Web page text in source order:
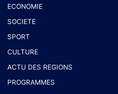
ECONOMIE
SOCIETE
SPORT
CULTURE
ACTU DES REGIONS
PROGRAMMES